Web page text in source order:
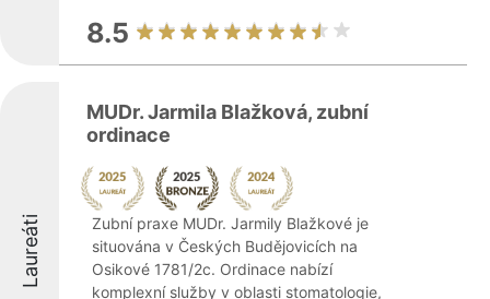
8.5
Laureáti
MUDr. Jarmila Blažková, zubní
ordinace
Zubní praxe MUDr. Jarmily Blažkové je
situována v Českých Budějovicích na
Osikové 1781/2c. Ordinace nabízí
komplexní služby v oblasti stomatologie,